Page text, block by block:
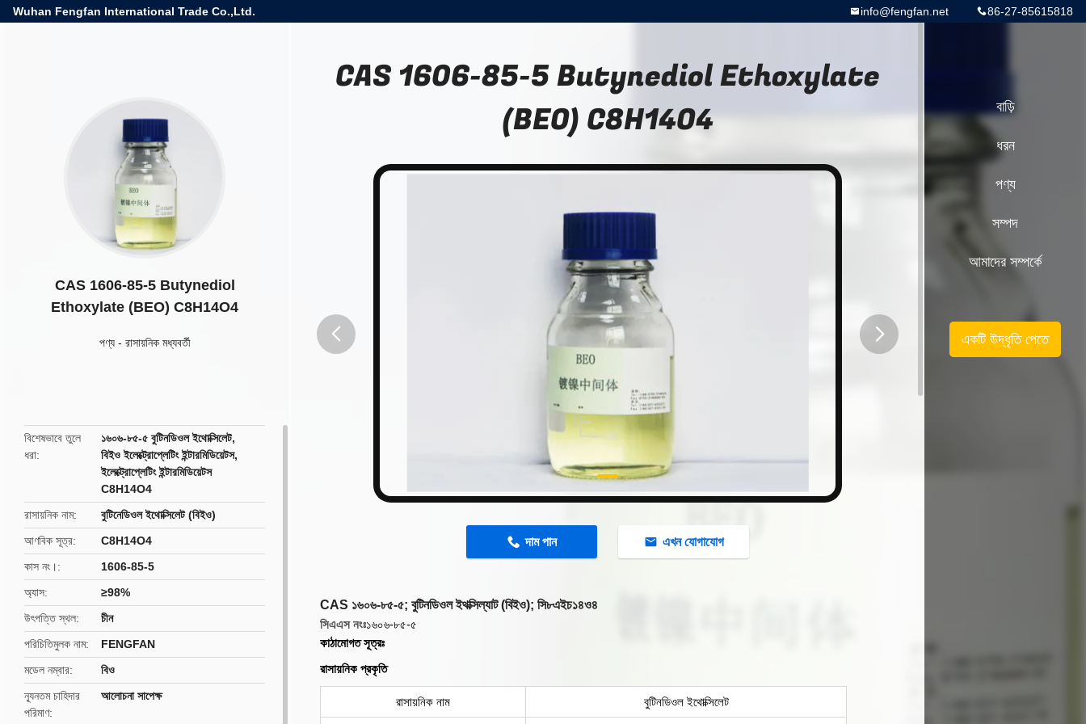
Wuhan Fengfan International Trade Co.,Ltd. 86-27-85615818
info@fengfan.net
CAS 1606-85-5 Butynediol
Ethoxylate (BEO) C8H14O4
পণ্য- রাসায়নিক মধ্যবর্তী
বিশেষভাবে তুলে
ধরা
১৬০৬-৮৫-৫ বুটিনডিওল ইথোক্সিলেট,
বিইও ইলেক্ট্রোপ্লেটিং ইন্টারমিডিয়েটস,
ইলেক্ট্রোপ্লেটিং ইন্টারমিডিয়েটস
C8H14O4
রাসায়নিক নাম
বুটিনেডিওল ইথোক্সিলেট (বিইও)
আণবিক সূত্র
C8H14O4
কাস নং।
1606-85-5
অ্যাস
≥98%
উৎপত্তি স্থল
চীন
পরিচিতিমুলক নাম
FENGFAN
মডেল নম্বার
বিও
ন্যূনতম চাহিদার
পরিমাণ
আলোচনা সাপেক্ষ
CAS 1606-85-5 Butynediol Ethoxylate
(BEO) C8H14O4
দাম পান এখন যোগাযোগ
CAS ১৬০৬-৮৫-৫; বুটিনডিওল ইথক্সিল্যাট (বিইও); সি৮এইচ১৪ও৪
সিএএস নংঃ১৬০৬-৮৫-৫
কাঠামোগত সূত্রঃ
রাসায়নিক প্রকৃতি
রাসায়নিক নাম বুটিনডিওল ইথোক্সিলেট
বাড়ি
ধরন
পণ্য
সম্পদ
আমাদের সম্পর্কে
একটি উদ্ধৃতি পেতে